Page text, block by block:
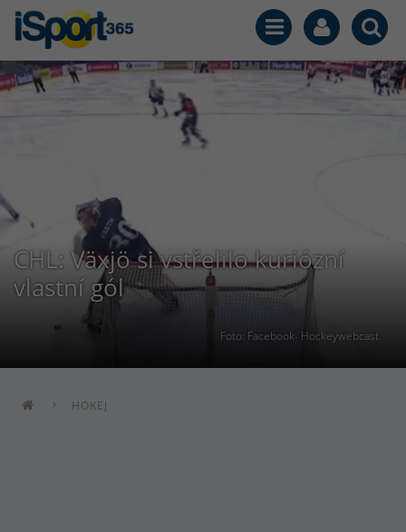
Foto: Facebook- Hockeywebcast
CHL: Växjö si vstřelilo kuriózní
vlastní gól
HOKEJ